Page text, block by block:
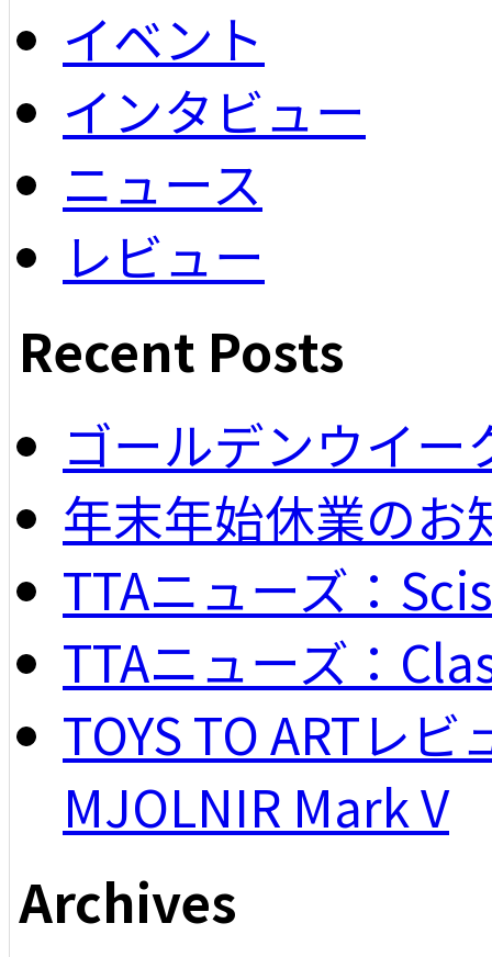
イベント
インタビュー
ニュース
レビュー
Recent Posts
ゴールデンウイー
年末年始休業のお
TTAニューズ：
TTAニューズ：
TOYS TO ARTレ
MJOLNIR Mark V
Archives